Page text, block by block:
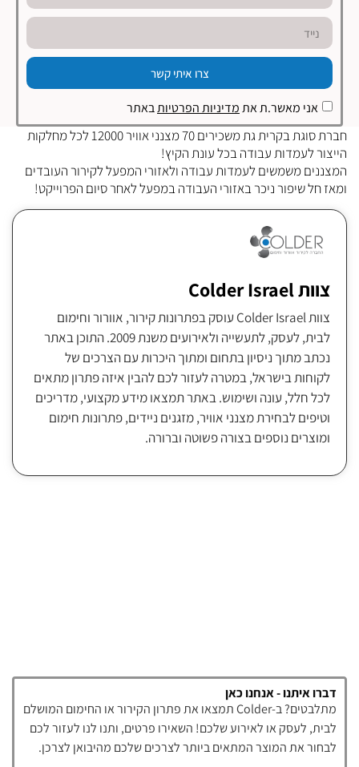
אני מאשר.ת אתמדיניות הפרטיותבאתר
צרו איתי קשר
חברת סוגת בקרית גת משכירים 70 מצנני אוויר 12000 לכל מחלקות
הייצור לעמדות עבודה בכל עונת הקיץ!
המצננים משמשים לעמדות עבודה ולאזורי המפעל לקירור העובדים
ומאז חל שיפור ניכר באזורי העבודה במפעל לאחר סיום הפרוייקט!
צוות Colder Israel
צוות Colder Israel עוסק בפתרונות קירור, אוורור וחימום
לבית, לעסק, לתעשייה ולאירועים משנת 2009. התוכן באתר
נכתב מתוך ניסיון בתחום ומתוך היכרות עם הצרכים של
לקוחות בישראל, במטרה לעזור לכם להבין איזה פתרון מתאים
לכל חלל, עונה ושימוש. באתר תמצאו מידע מקצועי, מדריכים
וטיפים לבחירת מצנני אוויר, מזגנים ניידים, פתרונות חימום
ומוצרים נוספים בצורה פשוטה וברורה.
דברו איתנו - אנחנו כאן
מתלבטים? ב-Colder תמצאו את פתרון הקירור או החימום המושלם
לבית, לעסק או לאירוע שלכם! השאירו פרטים, ותנו לנו לעזור לכם
לבחור את המוצר המתאים ביותר לצרכים שלכם מהיבואן לצרכן.